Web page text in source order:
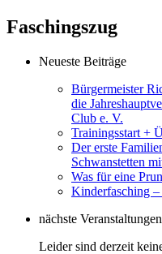
Faschingszug
Neueste Beiträge
Bürgermeister
die
Club e. V.
Trainingsstart +
Der erste
Schwanstetten
Was für eine
Kinderfasching
nächste
Leider sind derzeit